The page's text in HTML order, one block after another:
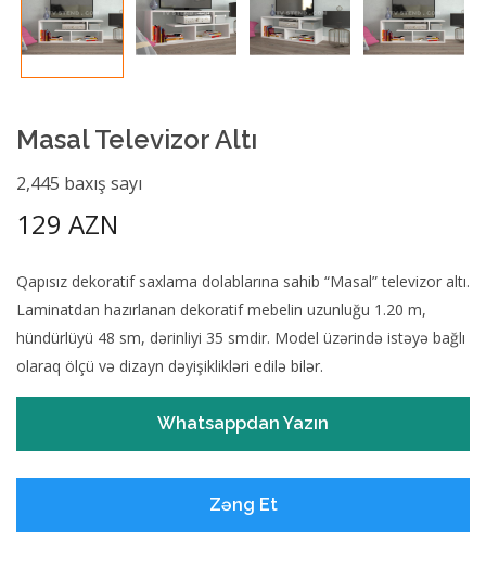
Masal Televizor Altı
2,445 baxış sayı
129 AZN
Qapısız dekoratif saxlama dolablarına sahib “Masal” televizor altı.
Laminatdan hazırlanan dekoratif mebelin uzunluğu 1.20 m,
hündürlüyü 48 sm, dərinliyi 35 smdir. Model üzərində istəyə bağlı
olaraq ölçü və dizayn dəyişiklikləri edilə bilər.
Whatsappdan Yazın
Zəng Et